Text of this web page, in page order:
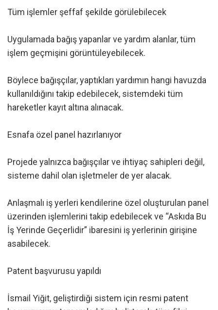
Tüm işlemler şeffaf şekilde görülebilecek
Uygulamada bağış yapanlar ve yardım alanlar, tüm
işlem geçmişini görüntüleyebilecek.
Böylece bağışçılar, yaptıkları yardımın hangi havuzda
kullanıldığını takip edebilecek, sistemdeki tüm
hareketler kayıt altına alınacak.
Esnafa özel panel hazırlanıyor
Projede yalnızca bağışçılar ve ihtiyaç sahipleri değil,
sisteme dahil olan işletmeler de yer alacak.
Anlaşmalı iş yerleri kendilerine özel oluşturulan panel
üzerinden işlemlerini takip edebilecek ve “Askıda Bu
İş Yerinde Geçerlidir” ibaresini iş yerlerinin girişine
asabilecek.
Patent başvurusu yapıldı
İsmail Yiğit, geliştirdiği sistem için resmi patent